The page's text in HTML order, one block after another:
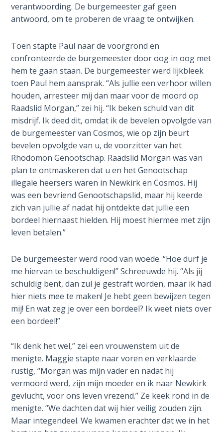
Malachi:
Messenger
Dr. Luke:
Healing
the
Breaches
- Book 1
Dr. Luke:
Healing
the
Breaches
- Book 2
Dr. Luke:
Healing
the
Dr. Luke:
Healing
the
Breaches
- Book 4
Dr. Luke:
Healing
the
Breaches
- Book 5
Dr. Luke:
Healing
verantwoording. De burgemeester gaf geen
antwoord, om te proberen de vraag te ontwijken.
Toen stapte Paul naar de voorgrond en
confronteerde de burgemeester door oog in oog met
hem te gaan staan. De burgemeester werd lijkbleek
toen Paul hem aansprak. “Als jullie een verhoor willen
houden, arresteer mij dan maar voor de moord op
Raadslid Morgan,” zei hij. “Ik beken schuld van dit
misdrijf. Ik deed dit, omdat ik de bevelen opvolgde van
de burgemeester van Cosmos, wie op zijn beurt
bevelen opvolgde van u, de voorzitter van het
Rhodomon Genootschap. Raadslid Morgan was van
plan te ontmaskeren dat u en het Genootschap
illegale heersers waren in Newkirk en Cosmos. Hij
was een bevriend Genootschapslid, maar hij keerde
zich van jullie af nadat hij ontdekte dat jullie een
bordeel hiernaast hielden. Hij moest hiermee met zijn
leven betalen.”
De burgemeester werd rood van woede. “Hoe durf je
me hiervan te beschuldigen!” Schreeuwde hij. “Als jij
schuldig bent, dan zul je gestraft worden, maar ik had
hier niets mee te maken! Je hebt geen bewijzen tegen
mij! En wat zeg je over een bordeel? Ik weet niets over
een bordeel!”
“Ik denk het wel,” zei een vrouwenstem uit de
menigte. Maggie stapte naar voren en verklaarde
rustig, “Morgan was mijn vader en nadat hij
vermoord werd, zijn mijn moeder en ik naar Newkirk
gevlucht, voor ons leven vrezend.” Ze keek rond in de
menigte. “We dachten dat wij hier veilig zouden zijn.
Maar integendeel. We kwamen erachter dat we in het